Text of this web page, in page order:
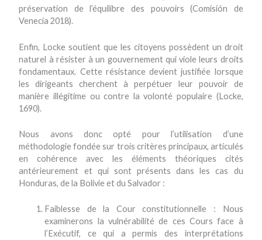
préservation de l’équilibre des pouvoirs (Comisión de
Venecia 2018).
Enfin, Locke soutient que les citoyens possèdent un droit
naturel à résister à un gouvernement qui viole leurs droits
fondamentaux. Cette résistance devient justifiée lorsque
les dirigeants cherchent à perpétuer leur pouvoir de
manière illégitime ou contre la volonté populaire (Locke,
1690).
Nous avons donc opté pour l’utilisation d’une
méthodologie fondée sur trois critères principaux, articulés
en cohérence avec les éléments théoriques cités
antérieurement et qui sont présents dans les cas du
Honduras, de la Bolivie et du Salvador :
Faiblesse de la Cour constitutionnelle : Nous
examinerons la vulnérabilité de ces Cours face à
l’Exécutif, ce qui a permis des interprétations